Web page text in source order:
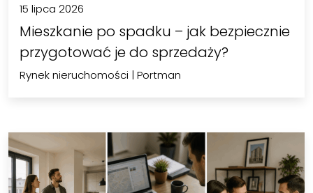
15 lipca 2026
Mieszkanie po spadku – jak bezpiecznie
przygotować je do sprzedaży?
Rynek nieruchomości | Portman